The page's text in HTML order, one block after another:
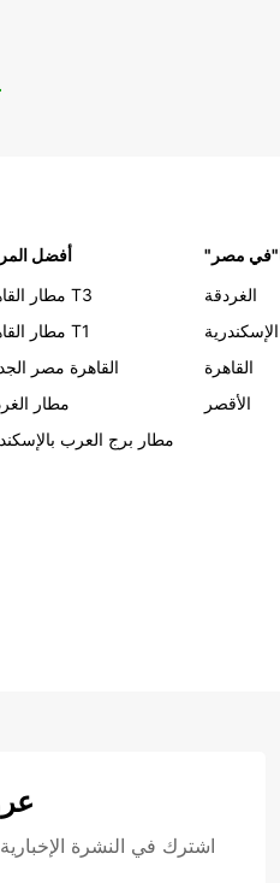
أفضل
مطار القاهرة T3
مطار القاهرة T1
القاهرة مصر
مطار
مطار برج العرب
مصر
الغردقة
الإسكندرية
القاهرة
الأقصر
اشترك في النشرة